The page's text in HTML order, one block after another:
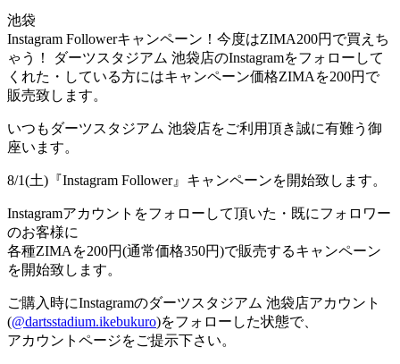
池袋
Instagram Followerキャンペーン！今度はZIMA200円で買えち
ゃう！
ダーツスタジアム 池袋店のInstagramをフォローして
くれた・している方にはキャンペーン価格ZIMAを200円で
販売致します。
いつもダーツスタジアム 池袋店をご利用頂き誠に有難う御
座います。
8/1(土)『Instagram Follower』キャンペーンを開始致します。
Instagramアカウントをフォローして頂いた・既にフォロワー
のお客様に
各種ZIMAを200円(通常価格350円)で販売するキャンペーン
を開始致します。
ご購入時にInstagramのダーツスタジアム 池袋店アカウント
(@dartsstadium.ikebukuro)をフォローした状態で、
アカウントページをご提示下さい。